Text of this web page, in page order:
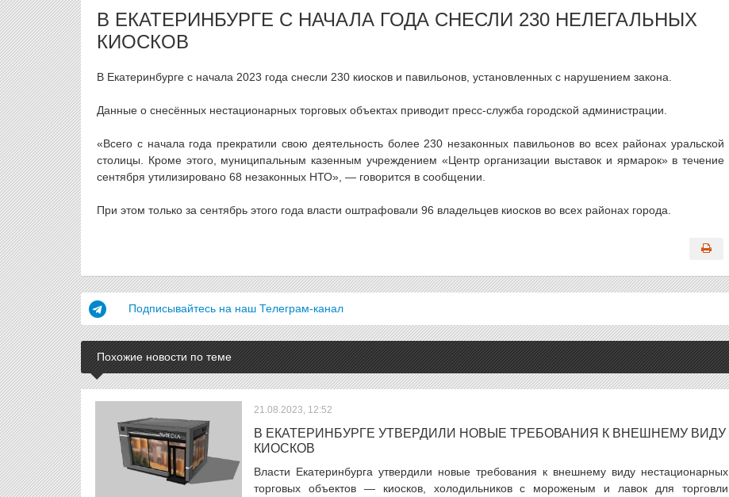
В ЕКАТЕРИНБУРГЕ С НАЧАЛА ГОДА СНЕСЛИ 230 НЕЛЕГАЛЬНЫХ
КИОСКОВ
В Екатеринбурге с начала 2023 года снесли 230 киосков и павильонов, установленных с нарушением закона.
Данные о снесённых нестационарных торговых объектах приводит пресс-служба городской администрации.
«Всего с начала года прекратили свою деятельность более 230 незаконных павильонов во всех районах уральской
столицы. Кроме этого, муниципальным казенным учреждением «Центр организации выставок и ярмарок» в течение
сентября утилизировано 68 незаконных НТО», — говорится в сообщении.
При этом только за сентябрь этого года власти оштрафовали 96 владельцев киосков во всех районах города.
Подписывайтесь на наш Телеграм-канал
Похожие новости по теме
21.08.2023, 12:52
В ЕКАТЕРИНБУРГЕ УТВЕРДИЛИ НОВЫЕ ТРЕБОВАНИЯ К ВНЕШНЕМУ ВИДУ
КИОСКОВ
Власти Екатеринбурга утвердили новые требования к внешнему виду нестационарных
торговых объектов — киосков, холодильников с мороженым и лавок для торговли